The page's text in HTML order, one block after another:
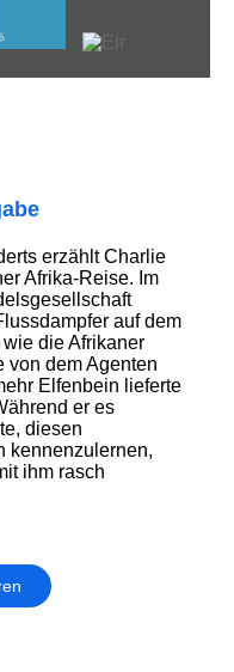
erzählt Charlie
Afrika-Reise. Im
auf dem
die Afrikaner
von dem Agenten
Elfenbein lieferte
er es
diesen
kennenzulernen,
ihm rasch